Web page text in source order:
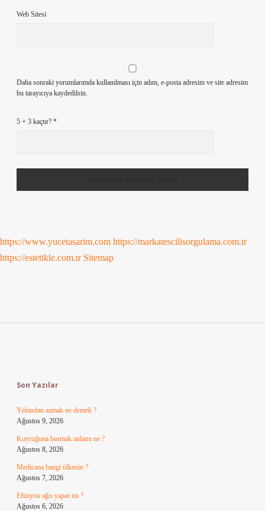
Web Sitesi
Daha sonraki yorumlarımda kullanılması için adım, e-posta adresim ve site adresim
bu tarayıcıya kaydedilsin.
5 + 3 kaçtır? *
https://www.yucetasarim.com https://markatescilisorgulama.com.tr
https://estetikle.com.tr Sitemap
Son Yazılar
Yolundan azmak ne demek ?
Ağustos 9, 2026
Kuyruğuna basmak anlamı ne ?
Ağustos 8, 2026
Medicana hangi ülkenin ?
Ağustos 7, 2026
Efüzyon ağrı yapar mı ?
Ağustos 6, 2026